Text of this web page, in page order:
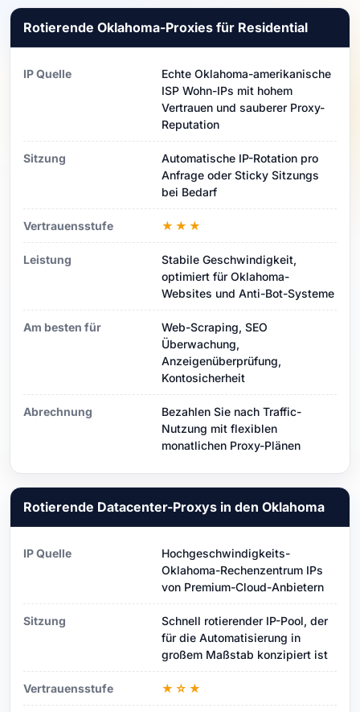
Rotierende Oklahoma-Proxies für Residential
IP Quelle
Echte Oklahoma-amerikanische
ISP Wohn-IPs mit hohem
Vertrauen und sauberer Proxy-
Reputation
Sitzung
Automatische IP-Rotation pro
Anfrage oder Sticky Sitzungs
bei Bedarf
Vertrauensstufe ★★★
Leistung
Stabile Geschwindigkeit,
optimiert für Oklahoma-
Websites und Anti-Bot-Systeme
Am besten für
Web-Scraping, SEO
Überwachung,
Anzeigenüberprüfung,
Kontosicherheit
Abrechnung
Bezahlen Sie nach Traffic-
Nutzung mit flexiblen
monatlichen Proxy-Plänen
Rotierende Datacenter-Proxys in den Oklahoma
IP Quelle
Hochgeschwindigkeits-
Oklahoma-Rechenzentrum IPs
von Premium-Cloud-Anbietern
Sitzung
Schnell rotierender IP-Pool, der
für die Automatisierung in
großem Maßstab konzipiert ist
Vertrauensstufe ★☆★